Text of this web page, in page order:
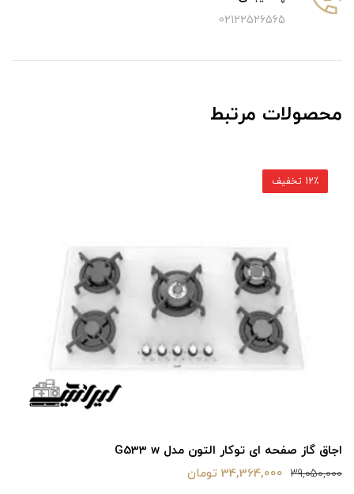
02122526565
محصولات مرتبط
اجاق گاز صفحه ای توکار التون مدل G533 w
39,050,000 34,364,000 تومان
12٪ تخفیف